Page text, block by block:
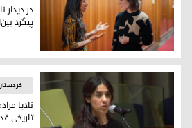
دیدار نادیا مراد، برنده ایزدی جایزه
در دیدار
پیگرد
نادیا
تاریخی